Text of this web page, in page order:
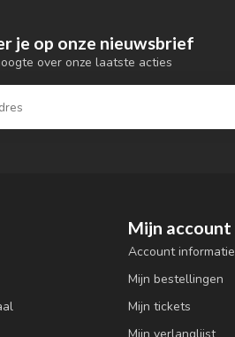
je op onze nieuwsbrief
over onze laatste acties
Mijn account
Account informatie
Mijn bestellingen
Mijn tickets